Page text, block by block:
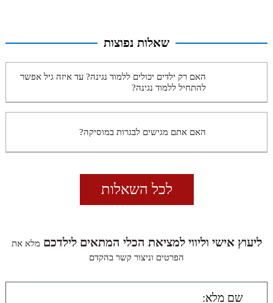
שאלות נפוצות
האם רק ילדים יכולים ללמוד נגינה? עד איזה גיל אפשר
להתחיל ללמוד נגינה?
האם אתם מגישים לבגרות במוסיקה?
לכל השאלות
ליעוץ אישי וליווי למציאת הכלי המתאים לילדכם מלא את
הפרטים וניצור קשר בהקדם